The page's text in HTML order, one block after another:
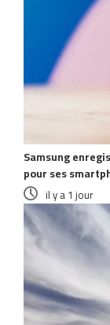
Samsung
pour ses
il y a 1 jour